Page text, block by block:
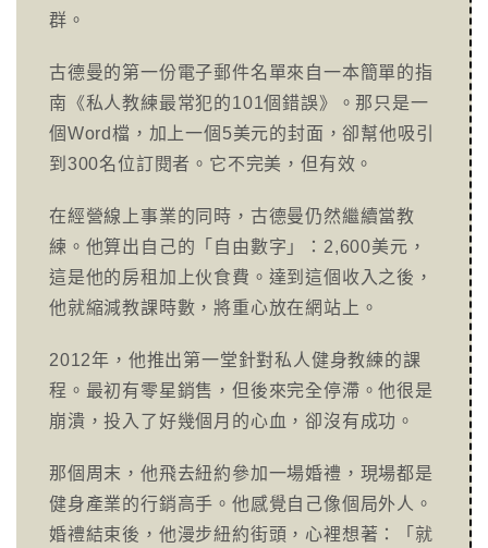
群。
古德曼的第一份電子郵件名單來自一本簡單的指
南《私人教練最常犯的101個錯誤》。那只是一
個Word檔，加上一個5美元的封面，卻幫他吸引
到300名位訂閱者。它不完美，但有效。
在經營線上事業的同時，古德曼仍然繼續當教
練。他算出自己的「自由數字」：2,600美元，
這是他的房租加上伙食費。達到這個收入之後，
他就縮減教課時數，將重心放在網站上。
2012年，他推出第一堂針對私人健身教練的課
程。最初有零星銷售，但後來完全停滯。他很是
崩潰，投入了好幾個月的心血，卻沒有成功。
那個周末，他飛去紐約參加一場婚禮，現場都是
健身產業的行銷高手。他感覺自己像個局外人。
婚禮結束後，他漫步紐約街頭，心裡想著：「就